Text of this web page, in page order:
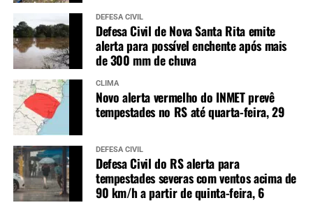
DEFESA CIVIL
Defesa Civil de Nova Santa Rita emite
alerta para possível enchente após mais
de 300 mm de chuva
CLIMA
Novo alerta vermelho do INMET prevê
tempestades no RS até quarta-feira, 29
DEFESA CIVIL
Defesa Civil do RS alerta para
tempestades severas com ventos acima de
90 km/h a partir de quinta-feira, 6